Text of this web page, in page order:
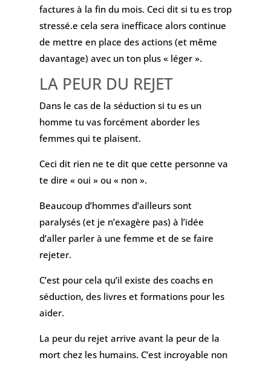
factures à la fin du mois. Ceci dit si tu es trop
stressé.e cela sera inefficace alors continue
de mettre en place des actions (et même
davantage) avec un ton plus « léger ».
LA PEUR DU REJET
Dans le cas de la séduction si tu es un
homme tu vas forcément aborder les
femmes qui te plaisent.
Ceci dit rien ne te dit que cette personne va
te dire « oui » ou « non ».
Beaucoup d’hommes d’ailleurs sont
paralysés (et je n’exagère pas) à l’idée
d’aller parler à une femme et de se faire
rejeter.
C’est pour cela qu’il existe des coachs en
séduction, des livres et formations pour les
aider.
La peur du rejet arrive avant la peur de la
mort chez les humains. C’est incroyable non